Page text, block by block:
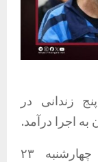
زندانی در
به اجرا درآمد.
بر اساس این گزارش، سحرگاه چهارشنبه ۲۳